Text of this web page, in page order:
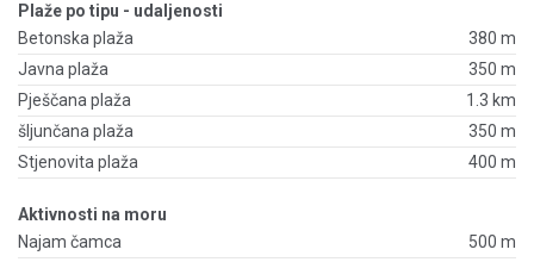
Plaže po tipu - udaljenosti
Betonska plaža
380 m
Javna plaža
350 m
Pješčana plaža
1.3 km
šljunčana plaža
350 m
Stjenovita plaža
400 m
Aktivnosti na moru
Najam čamca
500 m